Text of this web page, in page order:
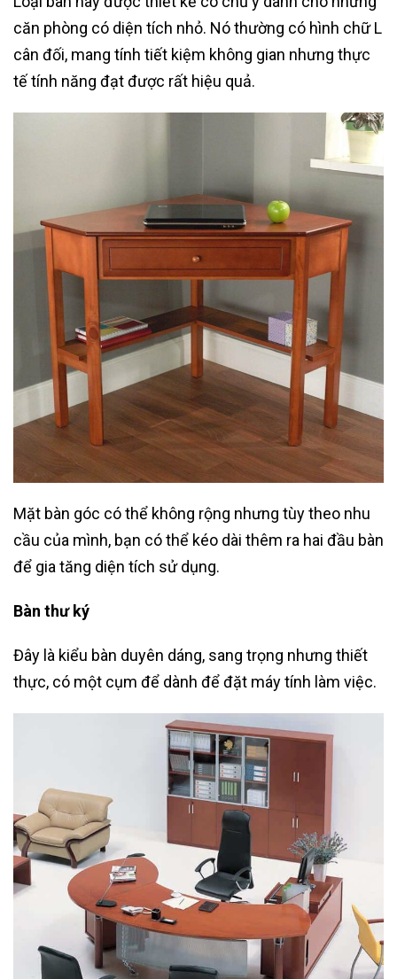
căn phòng có diện tích nhỏ. Nó thường có hình chữ L
cân đối, mang tính tiết kiệm không gian nhưng thực
tế tính năng đạt được rất hiệu quả.
Mặt bàn góc có thể không rộng nhưng tùy theo nhu
cầu của mình, bạn có thể kéo dài thêm ra hai đầu bàn
để gia tăng diện tích sử dụng.
Bàn thư ký
Đây là kiểu bàn duyên dáng, sang trọng nhưng thiết
thực, có một cụm để dành để đặt máy tính làm việc.